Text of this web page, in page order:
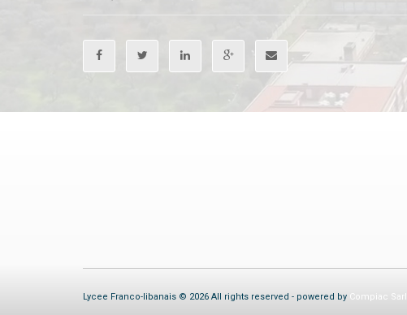
Lycee Franco-libanais © 2026 All rights reserved - powered by Compiac Sarl